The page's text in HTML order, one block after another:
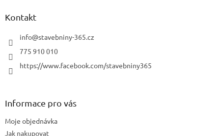
Kontakt
info@stavebniny-365.cz
775 910 010
https://www.facebook.com/stavebniny365
Informace pro vás
Moje objednávka
Jak nakupovat